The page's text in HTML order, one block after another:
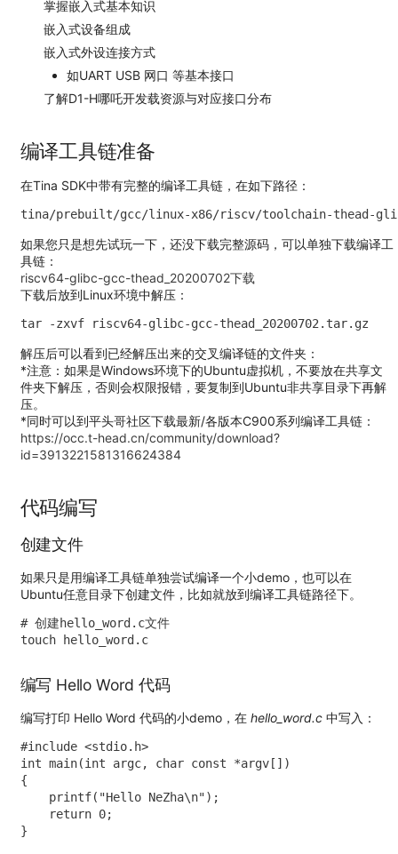
掌握嵌入式基本知识
嵌入式设备组成
嵌入式外设连接方式
如UART USB 网口 等基本接口
了解D1-H哪吒开发载资源与对应接口分布
编译工具链准备
在Tina SDK中带有完整的编译工具链，在如下路径：
tina/prebuilt/gcc/linux-x86/riscv/toolchain-thead-
如果您只是想先试玩一下，还没下载完整源码，可以单独下载编译工
具链：
riscv64-glibc-gcc-thead_20200702下载
下载后放到Linux环境中解压：
tar -zxvf riscv64-glibc-gcc-thead_20200702.tar.gz
解压后可以看到已经解压出来的交叉编译链的文件夹：
*注意：如果是Windows环境下的Ubuntu虚拟机，不要放在共享文
件夹下解压，否则会权限报错，要复制到Ubuntu非共享目录下再解
压。
*同时可以到平头哥社区下载最新/各版本C900系列编译工具链：
https://occ.t-head.cn/community/download?
id=3913221581316624384
代码编写
创建文件
如果只是用编译工具链单独尝试编译一个小demo，也可以在
Ubuntu任意目录下创建文件，比如就放到编译工具链路径下。
# 创建hello_word.c文件
touch hello_word.c
编写 Hello Word 代码
编写打印 Hello Word 代码的小demo，在 hello_word.c中写入：
#include <stdio.h>
int main(int argc, char const *argv[])
{
    printf("Hello NeZha\n");
    return 0;
}